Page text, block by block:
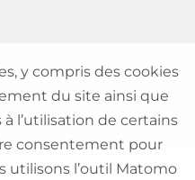
y compris des cookies
du site ainsi que
l’utilisation de certains
consentement pour
utilisons l’outil Matomo